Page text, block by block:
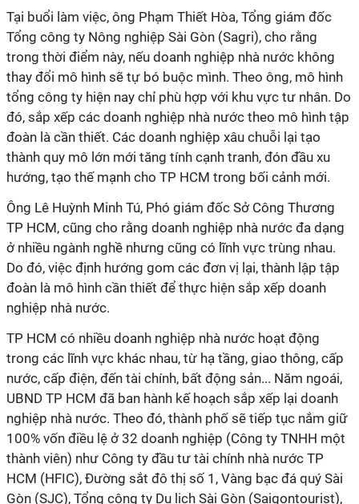
Tại buổi làm việc, ông Phạm Thiết Hòa, Tổng giám đốc
Tổng công ty Nông nghiệp Sài Gòn (Sagri), cho rằng
trong thời điểm này, nếu doanh nghiệp nhà nước không
thay đổi mô hình sẽ tự bó buộc mình. Theo ông, mô hình
tổng công ty hiện nay chỉ phù hợp với khu vực tư nhân. Do
đó, sắp xếp các doanh nghiệp nhà nước theo mô hình tập
đoàn là cần thiết. Các doanh nghiệp xâu chuỗi lại tạo
thành quy mô lớn mới tăng tính cạnh tranh, đón đầu xu
hướng, tạo thế mạnh cho TP HCM trong bối cảnh mới.
Ông Lê Huỳnh Minh Tú, Phó giám đốc Sở Công Thương
TP HCM, cũng cho rằng doanh nghiệp nhà nước đa dạng
ở nhiều ngành nghề nhưng cũng có lĩnh vực trùng nhau.
Do đó, việc định hướng gom các đơn vị lại, thành lập tập
đoàn là mô hình cần thiết để thực hiện sắp xếp doanh
nghiệp nhà nước.
TP HCM có nhiều doanh nghiệp nhà nước hoạt động
trong các lĩnh vực khác nhau, từ hạ tầng, giao thông, cấp
nước, cấp điện, đến tài chính, bất động sản... Năm ngoái,
UBND TP HCM đã ban hành kế hoạch sắp xếp lại doanh
nghiệp nhà nước. Theo đó, thành phố sẽ tiếp tục nắm giữ
100% vốn điều lệ ở 32 doanh nghiệp (Công ty TNHH một
thành viên) như Công ty đầu tư tài chính nhà nước TP
HCM (HFIC), Đường sắt đô thị số 1, Vàng bạc đá quý Sài
Gòn (SJC), Tổng công ty Du lịch Sài Gòn (Saigontourist),